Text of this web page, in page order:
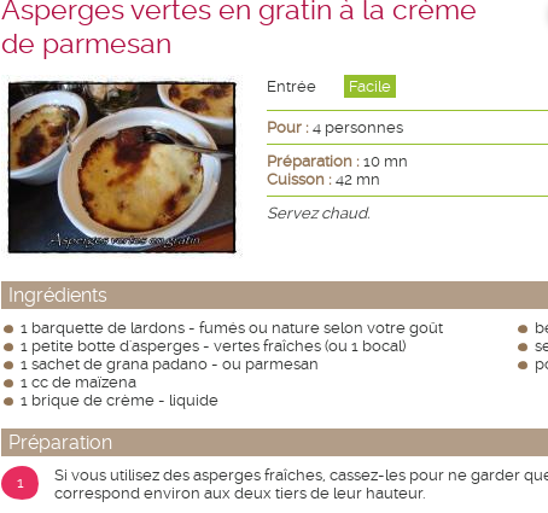
Asperges vertes en gratin à la crème
de parmesan
Entrée Facile
Pour : 4 personnes
Préparation : 10 mn
Cuisson : 42 mn
Servez chaud.
Ingrédients
1 barquette de lardons - fumés ou nature selon votre goût
1 petite botte d'asperges - vertes fraîches (ou 1 bocal)
1 sachet de grana padano - ou parmesan
1 cc de maïzena
1 brique de crème - liquide
Préparation
1
Si vous utilisez des asperges fraîches, cassez-les pour ne garder
correspond environ aux deux tiers de leur hauteur.